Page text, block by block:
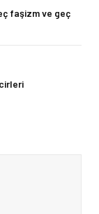
faşizm ve geç